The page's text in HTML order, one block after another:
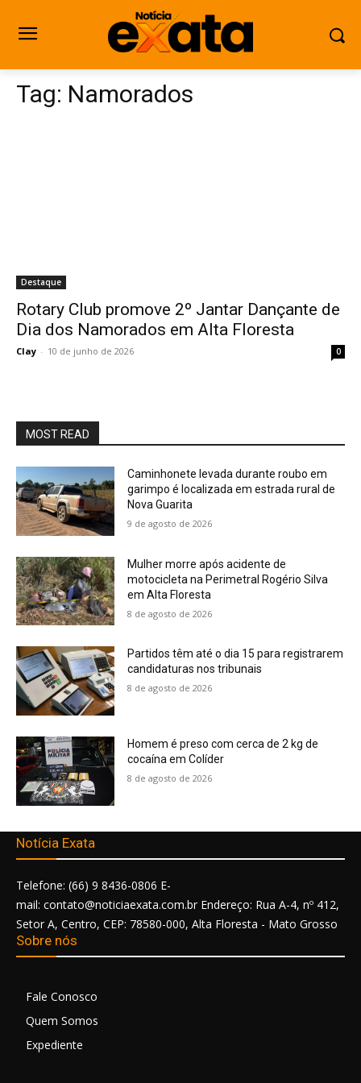
Tag: Namorados
Destaque
Rotary Club promove 2º Jantar Dançante de
Dia dos Namorados em Alta Floresta
Clay - 10 de junho de 2026 0
MOST READ
Caminhonete levada durante roubo em
garimpo é localizada em estrada rural de
Nova Guarita
9 de agosto de 2026
Mulher morre após acidente de
motocicleta na Perimetral Rogério Silva
em Alta Floresta
8 de agosto de 2026
Partidos têm até o dia 15 para registrarem
candidaturas nos tribunais
8 de agosto de 2026
Homem é preso com cerca de 2 kg de
cocaína em Colíder
8 de agosto de 2026
Notícia Exata
Telefone: (66) 9 8436-0806 E-
mail: contato@noticiaexata.com.br Endereço: Rua A-4, nº 412,
Setor A, Centro, CEP: 78580-000, Alta Floresta - Mato Grosso
Sobre nós
Fale Conosco
Quem Somos
Expediente